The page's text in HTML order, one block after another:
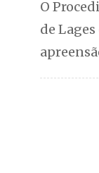
O
de